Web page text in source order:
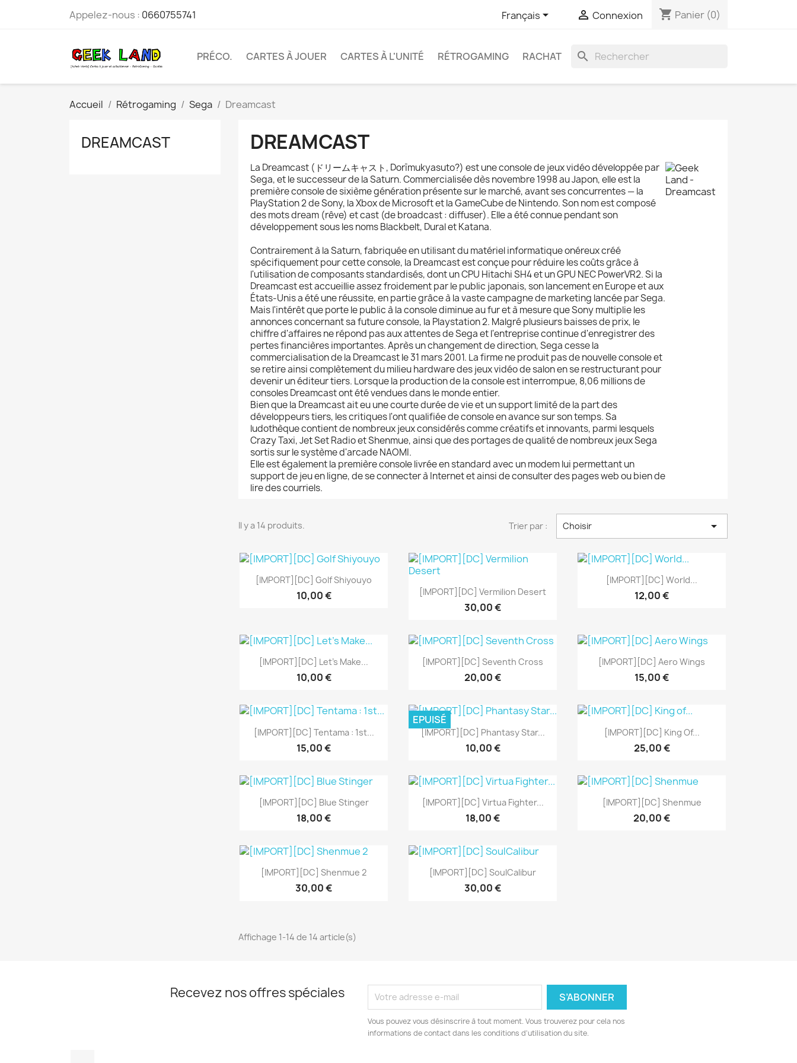
Appelez-nous : 0660755741 Français  Connexion shopping_cart Panier (0)
PRÉCO. CARTES À JOUER CARTES À L'UNITÉ RÉTROGAMING RACHAT search
Accueil Rétrogaming Sega Dreamcast
DREAMCAST DREAMCAST
La Dreamcast (ドリームキャスト, Dorīmukyasuto?) est une console de jeux vidéo développée par
Sega, et le successeur de la Saturn. Commercialisée dès novembre 1998 au Japon, elle est la
première console de sixième génération présente sur le marché, avant ses concurrentes — la
PlayStation 2 de Sony, la Xbox de Microsoft et la GameCube de Nintendo. Son nom est composé
des mots dream (rêve) et cast (de broadcast : diffuser). Elle a été connue pendant son
développement sous les noms Blackbelt, Dural et Katana.
Contrairement à la Saturn, fabriquée en utilisant du matériel informatique onéreux créé
spécifiquement pour cette console, la Dreamcast est conçue pour réduire les coûts grâce à
l'utilisation de composants standardisés, dont un CPU Hitachi SH4 et un GPU NEC PowerVR2. Si la
Dreamcast est accueillie assez froidement par le public japonais, son lancement en Europe et aux
États-Unis a été une réussite, en partie grâce à la vaste campagne de marketing lancée par Sega.
Mais l'intérêt que porte le public à la console diminue au fur et à mesure que Sony multiplie les
annonces concernant sa future console, la Playstation 2. Malgré plusieurs baisses de prix, le
chiffre d'affaires ne répond pas aux attentes de Sega et l'entreprise continue d'enregistrer des
pertes financières importantes. Après un changement de direction, Sega cesse la
commercialisation de la Dreamcast le 31 mars 2001. La firme ne produit pas de nouvelle console et
se retire ainsi complètement du milieu hardware des jeux vidéo de salon en se restructurant pour
devenir un éditeur tiers. Lorsque la production de la console est interrompue, 8,06 millions de
consoles Dreamcast ont été vendues dans le monde entier.
Bien que la Dreamcast ait eu une courte durée de vie et un support limité de la part des
développeurs tiers, les critiques l'ont qualifiée de console en avance sur son temps. Sa
ludothèque contient de nombreux jeux considérés comme créatifs et innovants, parmi lesquels
Crazy Taxi, Jet Set Radio et Shenmue, ainsi que des portages de qualité de nombreux jeux Sega
sortis sur le système d'arcade NAOMI.
Elle est également la première console livrée en standard avec un modem lui permettant un
support de jeu en ligne, de se connecter à Internet et ainsi de consulter des pages web ou bien de
lire des courriels.
Il y a 14 produits. Trier par : Choisir 
Aperçu rapide
[IMPORT][DC] Golf Shiyouyo
10,00 € Aperçu rapide
[IMPORT][DC] Vermilion Desert
30,00 €
Aperçu rapide
[IMPORT][DC] World...
12,00 €
Aperçu rapide
[IMPORT][DC] Let's Make...
10,00 €
Aperçu rapide
[IMPORT][DC] Seventh Cross
20,00 €
Aperçu rapide
[IMPORT][DC] Aero Wings
15,00 €
Aperçu rapide
[IMPORT][DC] Tentama : 1st...
15,00 €
Aperçu rapide
[IMPORT][DC] Phantasy Star...
10,00 €
EPUISÉ
Aperçu rapide
[IMPORT][DC] King Of...
25,00 €
Aperçu rapide
[IMPORT][DC] Blue Stinger
18,00 €
Aperçu rapide
[IMPORT][DC] Virtua Fighter...
18,00 €
Aperçu rapide
[IMPORT][DC] Shenmue
20,00 €
Aperçu rapide
[IMPORT][DC] Shenmue 2
30,00 €
Aperçu rapide
[IMPORT][DC] SoulCalibur
30,00 €
Affichage 1-14 de 14 article(s)
Recevez nos offres spéciales
Vous pouvez vous désinscrire à tout moment. Vous trouverez pour cela nos
informations de contact dans les conditions d'utilisation du site.